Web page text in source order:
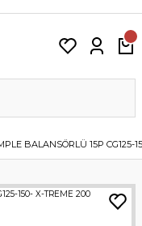
BALANSÖRLÜ 15P CG125-